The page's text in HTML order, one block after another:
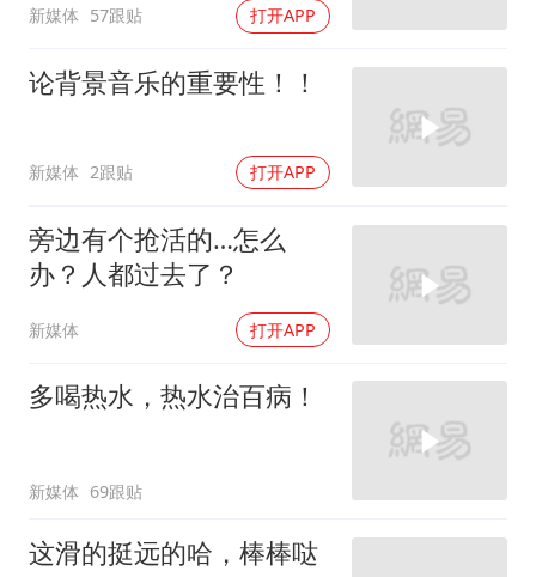
新媒体 57跟贴 打开APP
论背景音乐的重要性！！
新媒体 2跟贴 打开APP
旁边有个抢活的…怎么
办？人都过去了？
新媒体 打开APP
多喝热水，热水治百病！
新媒体 69跟贴
这滑的挺远的哈，棒棒哒